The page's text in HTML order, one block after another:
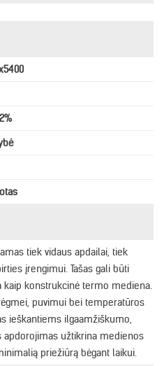
tiek vidaus apdailai, tiek
įrengimui. Tašas gali būti
kaip konstrukcinė termo mediena.
puvimui bei temperatūros
ieškantiems ilgaamžiškumo,
apdorojimas užtikrina medienos
priežiūrą bėgant laikui.